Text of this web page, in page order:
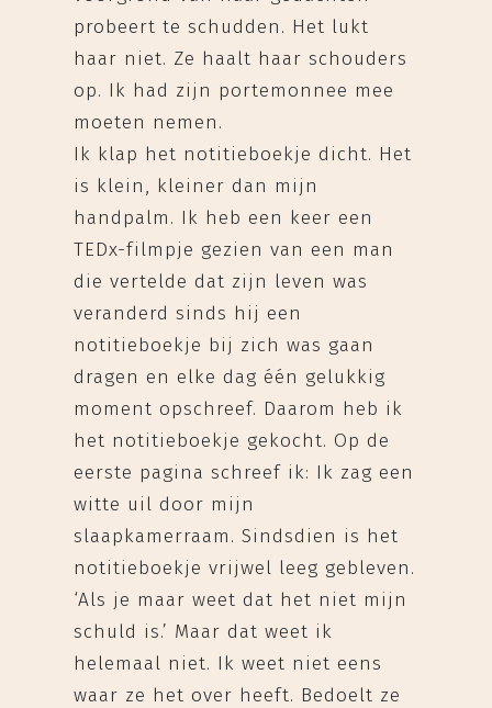
probeert te schudden. Het lukt
haar niet. Ze haalt haar schouders
op. Ik had zijn portemonnee mee
moeten nemen.
Ik klap het notitieboekje dicht. Het
is klein, kleiner dan mijn
handpalm. Ik heb een keer een
TEDx-filmpje gezien van een man
die vertelde dat zijn leven was
veranderd sinds hij een
notitieboekje bij zich was gaan
dragen en elke dag één gelukkig
moment opschreef. Daarom heb ik
het notitieboekje gekocht. Op de
eerste pagina schreef ik: Ik zag een
witte uil door mijn
slaapkamerraam. Sindsdien is het
notitieboekje vrijwel leeg gebleven.
‘Als je maar weet dat het niet mijn
schuld is.’ Maar dat weet ik
helemaal niet. Ik weet niet eens
waar ze het over heeft. Bedoelt ze